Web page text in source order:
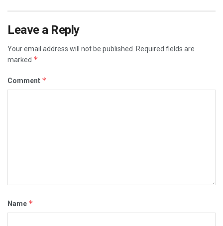
Leave a Reply
Your email address will not be published.
Required fields are
marked *
Comment *
Name *